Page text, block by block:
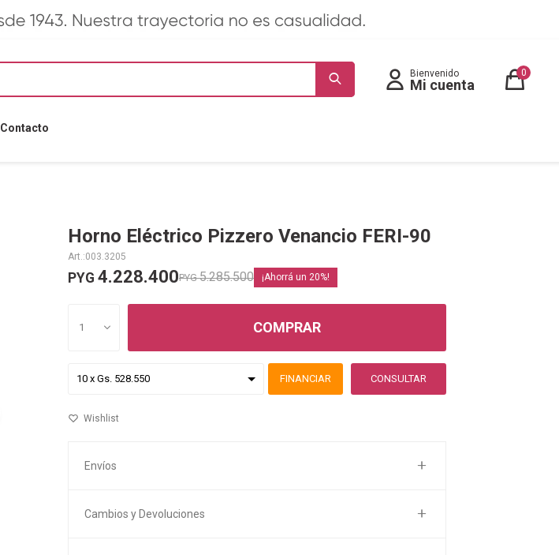
Contacto
0
Horno Eléctrico Pizzero Venancio FERI-90
003.3205
PYG 4.228.400PYG 5.285.500 20
1 COMPRAR
FINANCIAR CONSULTAR
Envíos
Cambios y Devoluciones